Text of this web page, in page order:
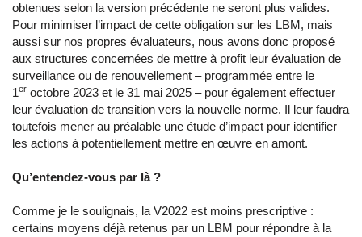
obtenues selon la version précédente ne seront plus valides.
Pour minimiser l’impact de cette obligation sur les LBM, mais
aussi sur nos propres évaluateurs, nous avons donc proposé
aux structures concernées de mettre à profit leur évaluation de
surveillance ou de renouvellement – programmée entre le
1er octobre 2023 et le 31 mai 2025 – pour également effectuer
leur évaluation de transition vers la nouvelle norme. Il leur faudra
toutefois mener au préalable une étude d’impact pour identifier
les actions à potentiellement mettre en œuvre en amont.
Qu’entendez-vous par là ?
Comme je le soulignais, la V2022 est moins prescriptive :
certains moyens déjà retenus par un LBM pour répondre à la